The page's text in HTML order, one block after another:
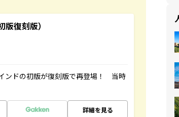
復刻版）
ンドの初版が復刻版で再登場！ 当時
詳細を見る